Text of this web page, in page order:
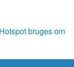
bruges om